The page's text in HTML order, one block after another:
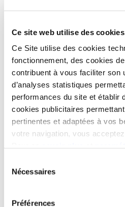
Ce site web utilise des cookies.
Ce Site utilise des cookies
fonctionnement, des cookies
contribuent à vous faciliter son
d’analyses statistiques
performances du site et établir
cookies publicitaires
pertinentes et adaptées à vos
votre navigation, vous
Nécessaires
Préférences
un
L’immobilier neuf